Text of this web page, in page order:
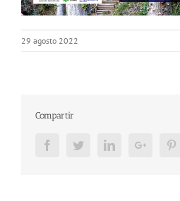
29 agosto 2022
Compartir
FacebookTwitterLinkedInGoogle+